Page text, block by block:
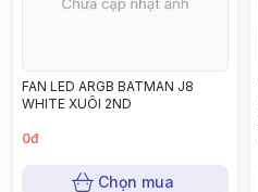
FAN LED ARGB BATMAN J8
WHITE XUÔI 2ND
0đ
Chọn mua